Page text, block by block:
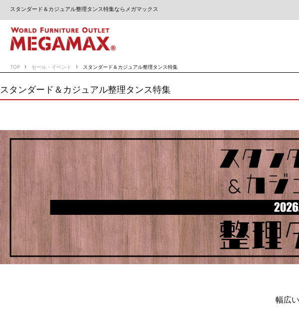
スタンダード＆カジュアル整理タンス特集ならメガマックス
TOP セール・イベント スタンダード＆カジュアル整理タンス特集
スタンダード＆カジュアル整理タンス特集
幅広